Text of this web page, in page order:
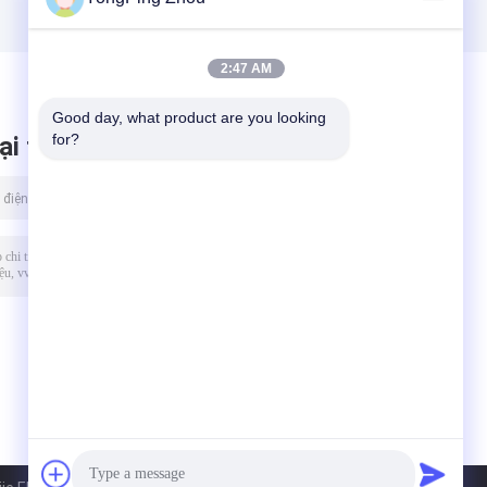
tin nhắn
2:47 AM
Good day, what product are you looking
for?